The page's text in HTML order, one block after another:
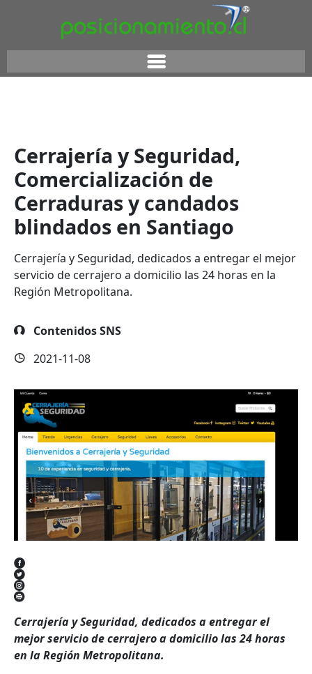
Cerrajería y Seguridad,
Comercialización de
Cerraduras y candados
blindados en Santiago
Cerrajería y Seguridad, dedicados a entregar el mejor
servicio de cerrajero a domicilio las 24 horas en la
Región Metropolitana.
Contenidos SNS
2021-11-08
Cerrajería y Seguridad, dedicados a entregar el
mejor servicio de cerrajero a domicilio las 24 horas
en la Región Metropolitana.